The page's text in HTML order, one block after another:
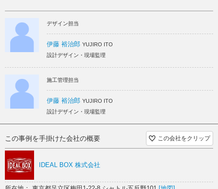
かっこいい スケルトン
ピザ スケルトン
デザイン担当
伊藤 裕治郎 YUJIRO ITO
設計デザイン・現場監理
施工管理担当
伊藤 裕治郎 YUJIRO ITO
設計デザイン・現場監理
この事例を手掛けた会社の概要 この会社をクリップ
IDEAL BOX 株式会社